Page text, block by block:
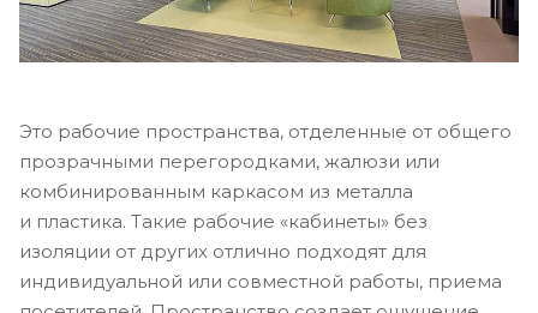
Это рабочие пространства, отделенные от общего
прозрачными перегородками, жалюзи или
комбинированным каркасом из металла
и пластика. Такие рабочие «кабинеты» без
изоляции от других отлично подходят для
индивидуальной или совместной работы, приема